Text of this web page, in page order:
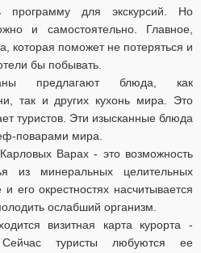
программу для экскурсий. Но
и самостоятельно. Главное,
которая поможет не потеряться и
бы побывать.
предлагают блюда, как
так и других кухонь мира. Это
туристов. Эти изысканные блюда
поварами мира.
Варах - это возможность
из минеральных целительных
его окрестностях насчитывается
ослабший организм.
визитная карта курорта -
туристы любуются ее